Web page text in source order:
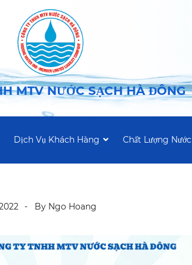
MTV NƯỚC SẠCH HÀ ĐÔNG
Dịch Vụ Khách Hàng Chất Lượng Nước
By Ngo Hoang